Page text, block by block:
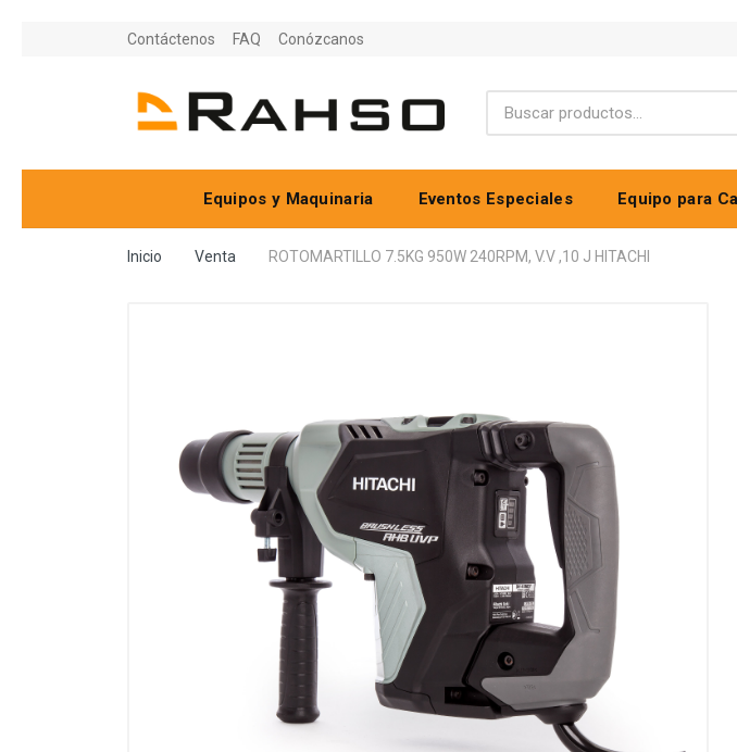
Contáctenos FAQ Conózcanos
Equipos y Maquinaria Eventos Especiales Equipo para
Inicio Venta ROTOMARTILLO 7.5KG 950W 240RPM, V.V ,10 J HITACHI